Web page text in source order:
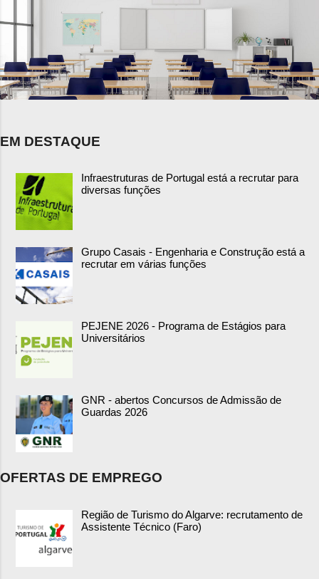
EM DESTAQUE
Infraestruturas de Portugal está a recrutar para
diversas funções
Grupo Casais - Engenharia e Construção está a
recrutar em várias funções
PEJENE 2026 - Programa de Estágios para
Universitários
GNR - abertos Concursos de Admissão de
Guardas 2026
OFERTAS DE EMPREGO
Região de Turismo do Algarve: recrutamento de
Assistente Técnico (Faro)